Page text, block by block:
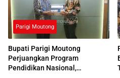
Parigi Moutong
Bupati Parigi Moutong
Perjuangkan Program
Pendidikan Nasional,